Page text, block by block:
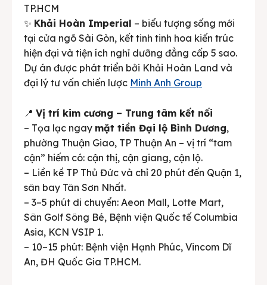
TP.HCM
✨ Khải Hoàn Imperial – biểu tượng sống mới
tại cửa ngõ Sài Gòn, kết tinh tinh hoa kiến trúc
hiện đại và tiện ích nghỉ dưỡng đẳng cấp 5 sao.
Dự án được phát triển bởi Khải Hoàn Land và
đại lý tư vấn chiến lược Minh Anh Group
📍 Vị trí kim cương – Trung tâm kết nối
– Tọa lạc ngay mặt tiền Đại lộ Bình Dương,
phường Thuận Giao, TP Thuận An – vị trí “tam
cận” hiếm có: cận thị, cận giang, cận lộ.
– Liền kề TP Thủ Đức và chỉ 20 phút đến Quận 1,
sân bay Tân Sơn Nhất.
– 3–5 phút di chuyển: Aeon Mall, Lotte Mart,
Sân Golf Sông Bé, Bệnh viện Quốc tế Columbia
Asia, KCN VSIP 1.
– 10–15 phút: Bệnh viện Hạnh Phúc, Vincom Dĩ
An, ĐH Quốc Gia TP.HCM.